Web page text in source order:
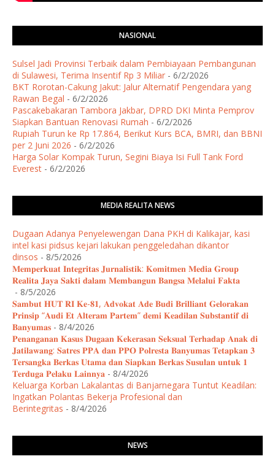
NASIONAL
Sulsel Jadi Provinsi Terbaik dalam Pembiayaan Pembangunan
di Sulawesi, Terima Insentif Rp 3 Miliar - 6/2/2026
BKT Rorotan-Cakung Jakut: Jalur Alternatif Pengendara yang
Rawan Begal - 6/2/2026
Pascakebakaran Tambora Jakbar, DPRD DKI Minta Pemprov
Siapkan Bantuan Renovasi Rumah - 6/2/2026
Rupiah Turun ke Rp 17.864, Berikut Kurs BCA, BMRI, dan BBNI
per 2 Juni 2026 - 6/2/2026
Harga Solar Kompak Turun, Segini Biaya Isi Full Tank Ford
Everest - 6/2/2026
MEDIA REALITA NEWS
Dugaan Adanya Penyelewengan Dana PKH di Kalikajar, kasi
intel kasi pidsus kejari lakukan penggeledahan dikantor
dinsos - 8/5/2026
𝐌𝐞𝐦𝐩𝐞𝐫𝐤𝐮𝐚𝐭 𝐈𝐧𝐭𝐞𝐠𝐫𝐢𝐭𝐚𝐬 𝐉𝐮𝐫𝐧𝐚𝐥𝐢𝐬𝐭𝐢𝐤: 𝐊𝐨𝐦𝐢𝐭𝐦𝐞𝐧 𝐌𝐞𝐝𝐢𝐚 𝐆𝐫𝐨𝐮𝐩
𝐑𝐞𝐚𝐥𝐢𝐭𝐚 𝐉𝐚𝐲𝐚 𝐒𝐚𝐤𝐭𝐢 𝐝𝐚𝐥𝐚𝐦 𝐌𝐞𝐦𝐛𝐚𝐧𝐠𝐮𝐧 𝐁𝐚𝐧𝐠𝐬𝐚 𝐌𝐞𝐥𝐚𝐥𝐮𝐢 𝐅𝐚𝐤𝐭𝐚 ​
- 8/5/2026
𝐒𝐚𝐦𝐛𝐮𝐭 𝐇𝐔𝐓 𝐑𝐈 𝐊𝐞-𝟖𝟏, 𝐀𝐝𝐯𝐨𝐤𝐚𝐭 𝐀𝐝𝐞 𝐁𝐮𝐝𝐢 𝐁𝐫𝐢𝐥𝐥𝐢𝐚𝐧𝐭 𝐆𝐞𝐥𝐨𝐫𝐚𝐤𝐚𝐧
𝐏𝐫𝐢𝐧𝐬𝐢𝐩 “𝐀𝐮𝐝𝐢 𝐄𝐭 𝐀𝐥𝐭𝐞𝐫𝐚𝐦 𝐏𝐚𝐫𝐭𝐞𝐦” 𝐝𝐞𝐦𝐢 𝐊𝐞𝐚𝐝𝐢𝐥𝐚𝐧 𝐒𝐮𝐛𝐬𝐭𝐚𝐧𝐭𝐢𝐟 𝐝𝐢
𝐁𝐚𝐧𝐲𝐮𝐦𝐚𝐬 - 8/4/2026
​𝐏𝐞𝐧𝐚𝐧𝐠𝐚𝐧𝐚𝐧 𝐊𝐚𝐬𝐮𝐬 𝐃𝐮𝐠𝐚𝐚𝐧 𝐊𝐞𝐤𝐞𝐫𝐚𝐬𝐚𝐧 𝐒𝐞𝐤𝐬𝐮𝐚𝐥 𝐓𝐞𝐫𝐡𝐚𝐝𝐚𝐩 𝐀𝐧𝐚𝐤 𝐝𝐢
𝐉𝐚𝐭𝐢𝐥𝐚𝐰𝐚𝐧𝐠: 𝐒𝐚𝐭𝐫𝐞𝐬 𝐏𝐏𝐀 𝐝𝐚𝐧 𝐏𝐏𝐎 𝐏𝐨𝐥𝐫𝐞𝐬𝐭𝐚 𝐁𝐚𝐧𝐲𝐮𝐦𝐚𝐬 𝐓𝐞𝐭𝐚𝐩𝐤𝐚𝐧 𝟑
𝐓𝐞𝐫𝐬𝐚𝐧𝐠𝐤𝐚 𝐁𝐞𝐫𝐤𝐚𝐬 𝐔𝐭𝐚𝐦𝐚 𝐝𝐚𝐧 𝐒𝐢𝐚𝐩𝐤𝐚𝐧 𝐁𝐞𝐫𝐤𝐚𝐬 𝐒𝐮𝐬𝐮𝐥𝐚𝐧 𝐮𝐧𝐭𝐮𝐤 𝟏
𝐓𝐞𝐫𝐝𝐮𝐠𝐚 𝐏𝐞𝐥𝐚𝐤𝐮 𝐋𝐚𝐢𝐧𝐧𝐲𝐚 - 8/4/2026
Keluarga Korban Lakalantas di Banjarnegara Tuntut Keadilan:
Ingatkan Polantas Bekerja Profesional dan
Berintegritas - 8/4/2026
NEWS